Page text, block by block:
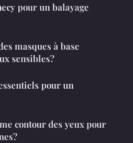
pour un balayage
masques à base
sensibles?
pour un
contour des yeux pour